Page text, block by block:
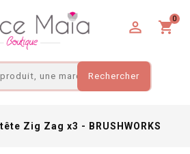
Rechercher
shopping_cart
0

Zig Zag x3 - BRUSHWORKS